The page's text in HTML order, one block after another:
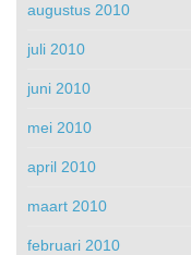
augustus 2010
juli 2010
juni 2010
mei 2010
april 2010
maart 2010
februari 2010